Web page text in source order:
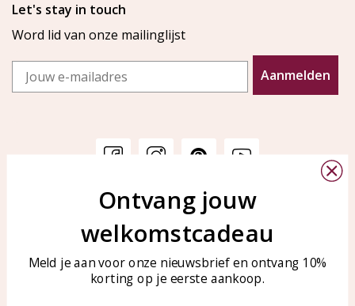
Let's stay in touch
Word lid van onze mailinglijst
Email
Aanmelden
Veelgestelde vragen
Sieraden onderhouden
KAYA Sieraden
Bellen of WhatsApp Ma-Vr
tussen 09:00-17:00
Tel: 0850003187
WhatsApp: 0850003187
Ontvang jouw
welkomstcadeau
Meld je aan voor onze nieuwsbrief en ontvang 10%
korting op je eerste aankoop.